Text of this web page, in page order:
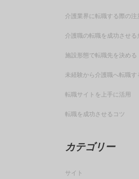
介護業界に転職する際の注
介護職の転職を成功させる
施設形態で転職先を決める
未経験から介護職へ転職
転職サイトを上手に活用
転職を成功させるコツ
カテゴリー
サイト